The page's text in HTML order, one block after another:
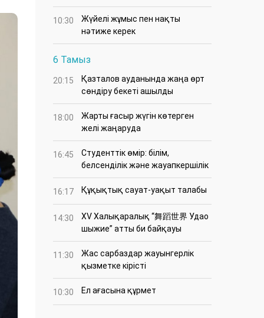
10:30
Жүйелі жұмыс пен нақты
нәтиже керек
6 Тамыз
20:15
Қазталов ауданында жаңа өрт
сөндіру бекеті ашылды
18:00
Жарты ғасыр жүгін көтерген
желі жаңаруда
16:45
Студенттік өмір: білім,
белсенділік және жауапкершілік
16:17 Құқықтық сауат-уақыт талабы
14:30
XV Халықаралық “舞蹈世界 Удао
шыжие” атты би байқауы
11:30
Жас сарбаздар жауынгерлік
қызметке кірісті
10:30 Ел ағасына құрмет